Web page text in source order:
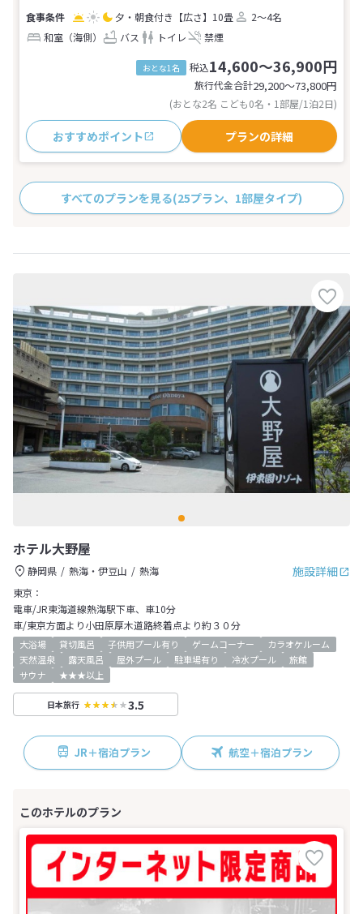
夕・朝食付き 【広さ】10畳
2～4名
和室（海側）
バス トイレ 禁煙
おとな1名 税込14,600～36,900円
旅行代金合計29,200〜73,800円
(おとな2名 こども0名・1部屋/1泊2日)
おすすめポイント プランの詳細
すべてのプランを見る(25プラン、1部屋タイプ)
ホテル大野屋
施設詳細
静岡県 熱海・伊豆山
熱海
東京：
電車/JR東海道線熱海駅下車、車10分
車/東京方面より小田原厚木道路終着点より約３０分
大浴場 貸切風呂 子供用プール有り ゲームコーナー
カラオケルーム
天然温泉
露天風呂 屋外プール 駐車場有り 冷水プール
旅館
サウナ
★★★以上
日本旅行 3.5
JR＋宿泊プラン 航空＋宿泊プラン